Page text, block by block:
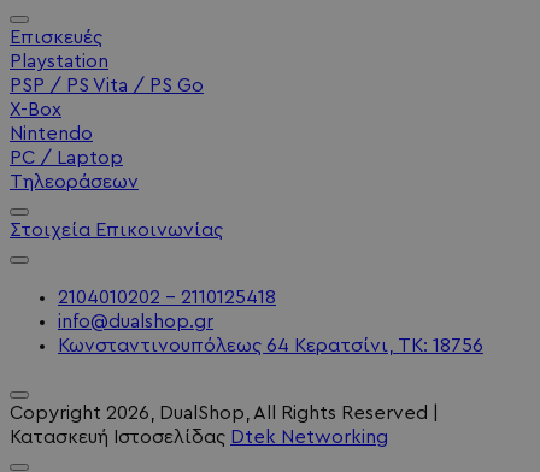
Επισκευές
Playstation
PSP / PS Vita / PS Go
X-Box
Nintendo
PC / Laptop
Τηλεοράσεων
Στοιχεία Επικοινωνίας
2104010202 - 2110125418
info@dualshop.gr
Κωνσταντινουπόλεως 64 Κερατσίνι, ΤΚ: 18756
Copyright 2026 , DualShop, All Rights Reserved
Κατασκευή Ιστοσελίδας Dtek Networking